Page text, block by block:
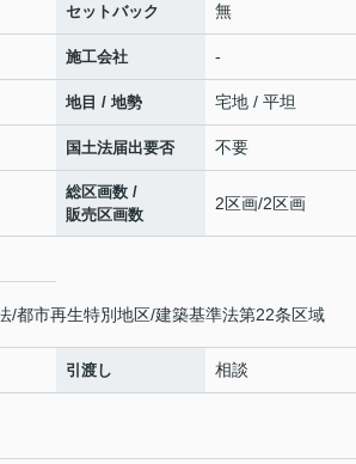
セットバック 無
施工会社 -
地目 / 地勢 宅地 / 平坦
国土法届出要否 不要
総区画数 /
販売区画数
2区画/2区画
/都市再生特別地区/建築基準法第22条区域
引渡し 相談